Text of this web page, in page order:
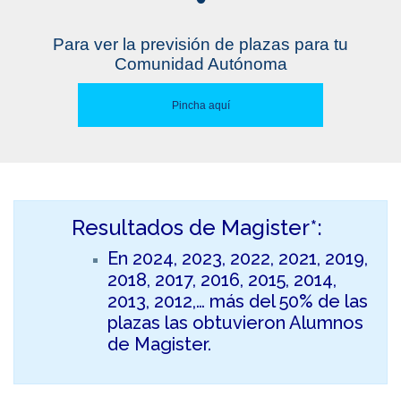
Para ver la previsión de plazas para tu
Comunidad Autónoma
Pincha aquí
Resultados de Magister*:
En 2024, 2023, 2022, 2021, 2019,
2018, 2017, 2016, 2015, 2014,
2013, 2012,… más del 50% de las
plazas las obtuvieron Alumnos
de Magister.